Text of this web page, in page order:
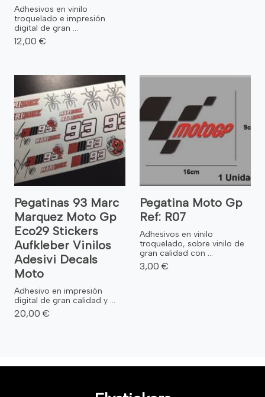
Adhesivos en vinilo
troquelado e impresión
digital de gran ...
12,00 €
Pegatinas 93 Marc
Marquez Moto Gp
Eco29 Stickers
Aufkleber Vinilos
Adesivi Decals
Moto
Adhesivo en impresión
digital de gran calidad y ...
20,00 €
Pegatina Moto Gp
Ref: R07
Adhesivos en vinilo
troquelado, sobre vinilo de
gran calidad con ...
3,00 €